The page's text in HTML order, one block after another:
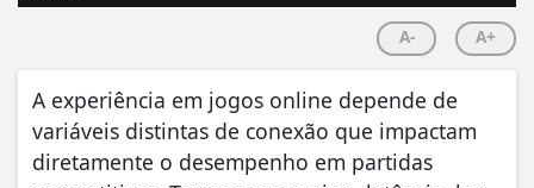
A- A+
A experiência em jogos online depende de
variáveis distintas de conexão que impactam
diretamente o desempenho em partidas